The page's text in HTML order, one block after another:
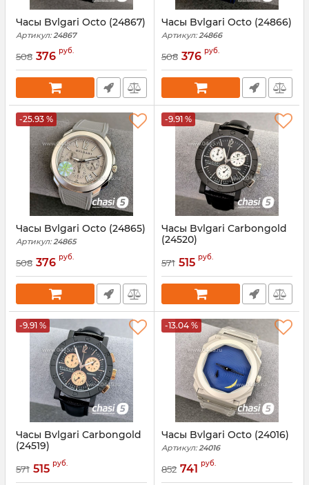
Часы Bvlgari Octo (24867)
Артикул: 24867
508 376 руб.
Часы Bvlgari Octo (24866)
Артикул: 24866
508 376 руб.
-25.93 %
Часы Bvlgari Octo (24865)
Артикул: 24865
508 376 руб.
-9.91 %
Часы Bvlgari Carbongold
(24520)
24520
571 515 руб.
-9.91 %
Часы Bvlgari Carbongold
(24519)
24519
571 515 руб.
-13.04 %
Часы Bvlgari Octo (24016)
Артикул: 24016
852 741 руб.